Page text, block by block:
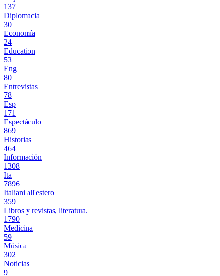
137
Diplomacia
30
Economía
24
Education
53
Eng
80
Entrevistas
78
Esp
171
Espectáculo
869
Historias
464
Información
1308
Ita
7896
Italiani all'estero
359
Libros y revistas, literatura.
1790
Medicina
59
Música
302
Noticias
9